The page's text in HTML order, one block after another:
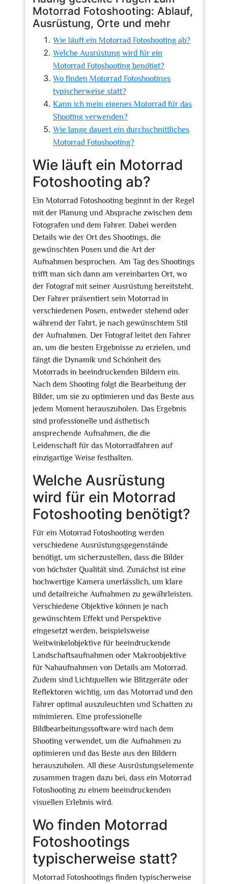
Motorrad Fotoshooting: Ablauf,
Ausrüstung, Orte und mehr
Wie läuft ein Motorrad Fotoshooting ab?
Welche Ausrüstung wird für ein
Motorrad Fotoshooting benötigt?
Wo finden Motorrad Fotoshootings
typischerweise statt?
Kann ich mein eigenes Motorrad für das
Shooting verwenden?
Wie lange dauert ein durchschnittliches
Motorrad Fotoshooting?
Wie läuft ein Motorrad
Fotoshooting ab?
Ein Motorrad Fotoshooting beginnt in der Regel
mit der Planung und Absprache zwischen dem
Fotografen und dem Fahrer. Dabei werden
Details wie der Ort des Shootings, die
gewünschten Posen und die Art der
Aufnahmen besprochen. Am Tag des Shootings
trifft man sich dann am vereinbarten Ort, wo
der Fotograf mit seiner Ausrüstung bereitsteht.
Der Fahrer präsentiert sein Motorrad in
verschiedenen Posen, entweder stehend oder
während der Fahrt, je nach gewünschtem Stil
der Aufnahmen. Der Fotograf leitet den Fahrer
an, um die besten Ergebnisse zu erzielen, und
fängt die Dynamik und Schönheit des
Motorrads in beeindruckenden Bildern ein.
Nach dem Shooting folgt die Bearbeitung der
Bilder, um sie zu optimieren und das Beste aus
jedem Moment herauszuholen. Das Ergebnis
sind professionelle und ästhetisch
ansprechende Aufnahmen, die die
Leidenschaft für das Motorradfahren auf
einzigartige Weise festhalten.
Welche Ausrüstung
wird für ein Motorrad
Fotoshooting benötigt?
Für ein Motorrad Fotoshooting werden
verschiedene Ausrüstungsgegenstände
benötigt, um sicherzustellen, dass die Bilder
von höchster Qualität sind. Zunächst ist eine
hochwertige Kamera unerlässlich, um klare
und detailreiche Aufnahmen zu gewährleisten.
Verschiedene Objektive können je nach
gewünschtem Effekt und Perspektive
eingesetzt werden, beispielsweise
Weitwinkelobjektive für beeindruckende
Landschaftsaufnahmen oder Makroobjektive
für Nahaufnahmen von Details am Motorrad.
Zudem sind Lichtquellen wie Blitzgeräte oder
Reflektoren wichtig, um das Motorrad und den
Fahrer optimal auszuleuchten und Schatten zu
minimieren. Eine professionelle
Bildbearbeitungssoftware wird nach dem
Shooting verwendet, um die Aufnahmen zu
optimieren und das Beste aus den Bildern
herauszuholen. All diese Ausrüstungselemente
zusammen tragen dazu bei, dass ein Motorrad
Fotoshooting zu einem beeindruckenden
visuellen Erlebnis wird.
Wo finden Motorrad
Fotoshootings
typischerweise statt?
Motorrad Fotoshootings finden typischerweise